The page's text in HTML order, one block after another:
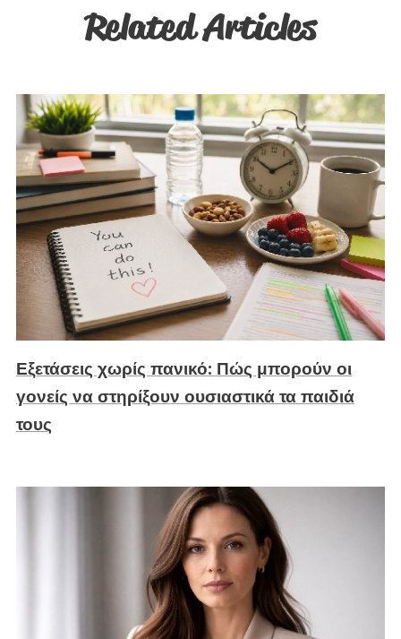
Related Articles
Εξετάσεις χωρίς πανικό: Πώς μπορούν οι
γονείς να στηρίξουν ουσιαστικά τα παιδιά
τους